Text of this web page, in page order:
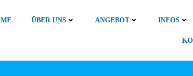
ÜBER UNS ANGEBOT INFOS